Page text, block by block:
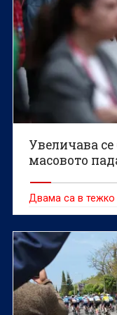
Увеличава
масовото
Двама са в тежко